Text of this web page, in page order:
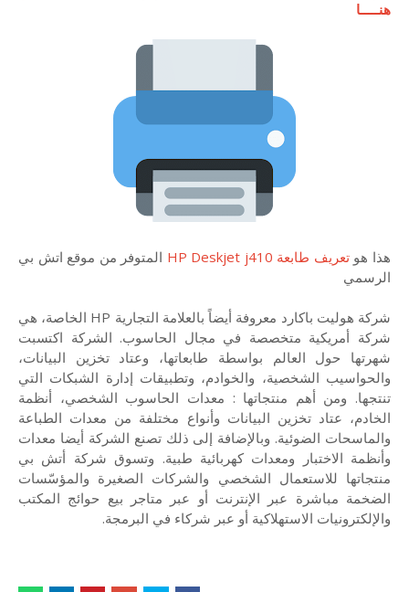
هنـــــا
هذا هوتعريف طابعة HP Deskjet j410
المتوفر من موقع اتش بي
الرسمي
شركة هوليت باكارد معروفة أيضاً بالعلامة التجارية HP الخاصة، هي
شركة أمريكية متخصصة في مجال الحاسوب. الشركة اكتسبت
شهرتها حول العالم بواسطة طابعاتها، وعتاد تخزين البيانات،
والحواسيب الشخصية، والخوادم، وتطبيقات إدارة الشبكات التي
تنتجها. ومن أهم منتجاتها : معدات الحاسوب الشخصي، أنظمة
الخادم، عتاد تخزين البيانات وأنواع مختلفة من معدات الطباعة
والماسحات الضوئية. وبالإضافة إلى ذلك تصنع الشركة أيضا معدات
وأنظمة الاختبار ومعدات كهربائية طبية. وتسوق شركة أتش بي
منتجاتها للاستعمال الشخصي والشركات الصغيرة والمؤسّسات
الضخمة مباشرة عبر الإنترنت أو عبر متاجر بيع حوائج المكتب
والإلكترونيات الاستهلاكية أو عبر شركاء في البرمجة.